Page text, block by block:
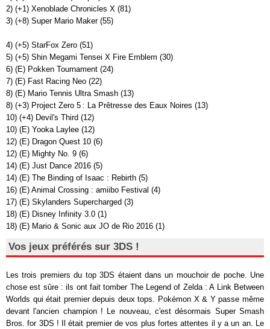
2) (+1) Xenoblade Chronicles X (81)
3) (+8) Super Mario Maker (55)
4) (+5) StarFox Zero (51)
5) (+5) Shin Megami Tensei X Fire Emblem (30)
6) (E) Pokken Tournament (24)
7) (E) Fast Racing Neo (22)
8) (E) Mario Tennis Ultra Smash (13)
8) (+3) Project Zero 5 : La Prêtresse des Eaux Noires (13)
10) (+4) Devil's Third (12)
10) (E) Yooka Laylee (12)
12) (E) Dragon Quest 10 (6)
12) (E) Mighty No. 9 (6)
14) (E) Just Dance 2016 (5)
14) (E) The Binding of Isaac : Rebirth (5)
16) (E) Animal Crossing : amiibo Festival (4)
17) (E) Skylanders Supercharged (3)
18) (E) Disney Infinity 3.0 (1)
18) (E) Mario & Sonic aux JO de Rio 2016 (1)
Vos jeux préférés sur 3DS !
Les trois premiers du top 3DS étaient dans un mouchoir de poche. Une
chose est sûre : ils ont fait tomber The Legend of Zelda : A Link Between
Worlds qui était premier depuis deux tops. Pokémon X & Y passe même
devant l'ancien champion ! Le nouveau, c'est désormais Super Smash
Bros. for 3DS ! Il était premier de vos plus fortes attentes il y a un an. Le